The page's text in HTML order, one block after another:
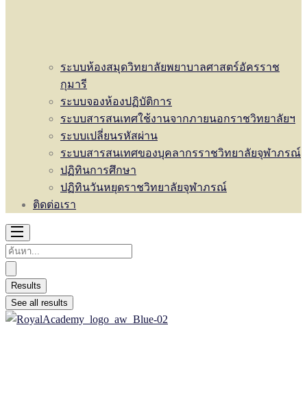
ระบบห้องสมุดวิทยาลัยพยาบาลศาสตร์อัครราช
กุมารี
ระบบจองห้องปฏิบัติการ
ระบบสารสนเทศใช้งานจากภายนอกราชวิทยาลัยฯ
ระบบเปลี่ยนรหัสผ่าน
ระบบสารสนเทศของบุคลากรราชวิทยาลัยจุฬาภรณ์
ปฏิทินการศึกษา
ปฏิทินวันหยุดราชวิทยาลัยจุฬาภรณ์
ติดต่อเรา
Results
See all results